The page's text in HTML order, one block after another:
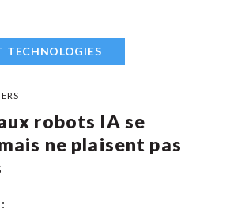
TECHNOLOGIES
robots IA se
ne plaisent pas